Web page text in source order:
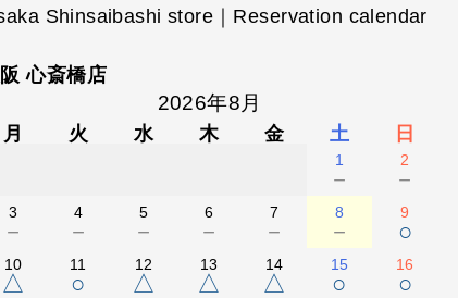
Shinsaibashi store｜Reservation calendar
心斎橋店
2026年8月
月 火 水 木 金 土 日
1
－
2
－
3
－
4
－
5
－
6
－
7
－
8
－
9
○
10
△
11
○
12
△
13
△
14
△
15
○
16
○